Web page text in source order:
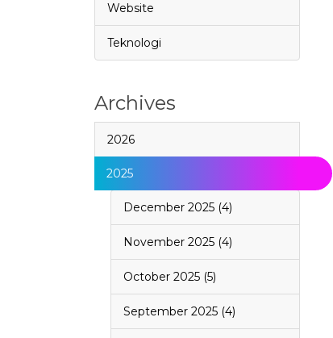
Website
Teknologi
Archives
2026
2025
December 2025 (4)
November 2025 (4)
October 2025 (5)
September 2025 (4)